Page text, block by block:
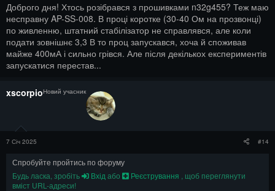
Доброго дня! Хтось розібрався з прошивками n32g455? Теж маю
несправну AP-SS-008. В проці коротке (30-40 Ом на прозвонці)
по живленню, штатний стабілізатор не справлявся, але коли
подати зовнішнє 3,3 В то проц запускався, хоча й споживав
майже 400мА і сильно грівся. Але після декількох експериментів
запускатися перестав...
xscorpioНовий учасник
7 Січ 2025 #14
Спробуйте пройтись по форуму
Будь ласка, зробіть
Вхід або Реєстрування , щоб переглянути
вміст URL-адреси!